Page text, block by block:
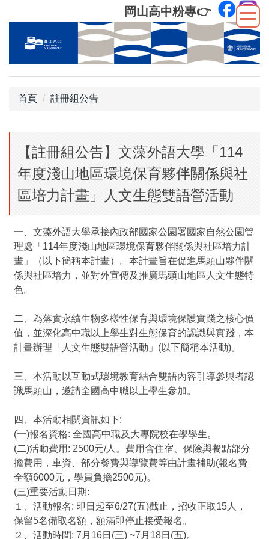
到
內
岡山高中粉專👉
首頁 註冊組公告
【註冊組公告】文藻外語大學「114
年度淺山地區環境保育夥伴關係與社
區培力計畫」人文生態雙語營活動
一、文藻外語大學承接內政部國家公園署國家自然公園管
理處「114年度淺山地區環境保育夥伴關係與社區培力計
畫」（以下簡稱本計畫）。本計畫旨在促進馬頭山夥伴關
係與社區培力，並對外宣傳及推廣馬頭山地區人文生態特
色。
二、為落實永續生物多樣性保育與環境保護實踐之核心價
值，並深化高中職以上學生對生態保育的認識與實踐，本
計畫辦理「人文生態雙語營活動」(以下簡稱本活動)。
三、本活動以互動式環境教育結合雙語內容引導參與者認
識馬頭山，邀請全國高中職以上學生參加。
四、本活動相關資訊如下:
(一)報名資格: 全國高中職及大專院校在學學生。
(二)活動費用: 2500元/人。費用含住宿、保險與餐點部分
擔費用，車資、部分餐費與導覽費等由計畫補助(報名費
全額6000元，學員負擔2500元)。
(三)重要活動日期:
１、活動報名: 即日起至6/27(五)截止，招收正取15人，
保留5名備取名額，額滿即停止接受報名。
２、活動時間: 7月16日(三) ~7月18日(五)。